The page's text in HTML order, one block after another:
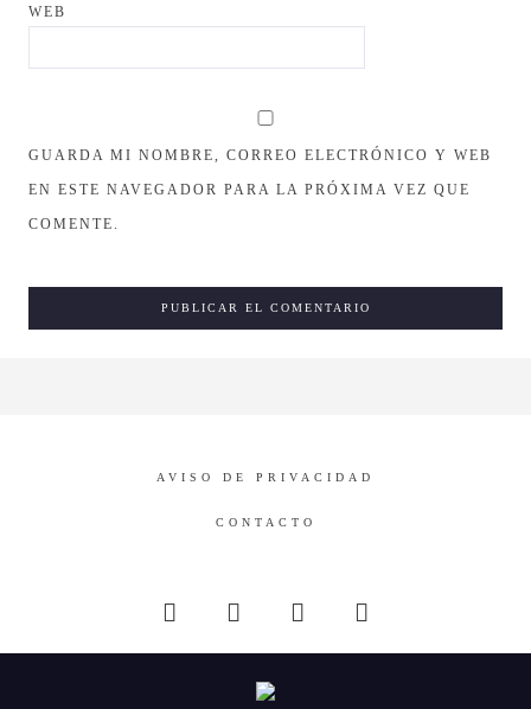
WEB
GUARDA MI NOMBRE, CORREO ELECTRÓNICO Y WEB
EN ESTE NAVEGADOR PARA LA PRÓXIMA VEZ QUE
COMENTE.
AVISO DE PRIVACIDAD
CONTACTO